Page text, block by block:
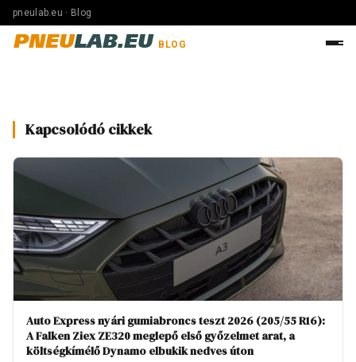
pneulab.eu · Blog
PNEULAB.EU BLOG
Kapcsolódó cikkek
Auto Express nyári gumiabroncs teszt 2026 (205/55 R16):
A Falken Ziex ZE320 meglepő első győzelmet arat, a
költségkímélő Dynamo elbukik nedves úton